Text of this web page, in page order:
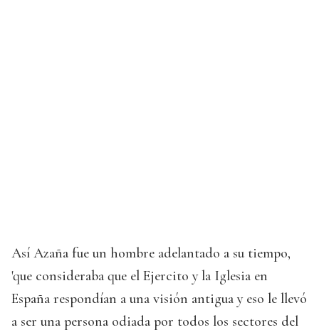
Así Azaña fue un hombre adelantado a su tiempo,
'que consideraba que el Ejercito y la Iglesia en
España respondían a una visión antigua y eso le llevó
a ser una persona odiada por todos los sectores del